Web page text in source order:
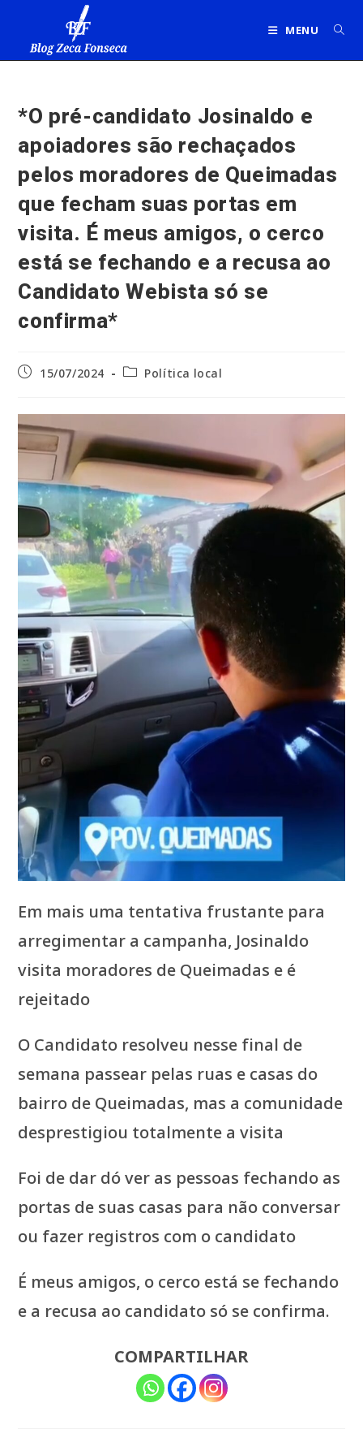
MENU
*O pré-candidato Josinaldo e
apoiadores são rechaçados
pelos moradores de Queimadas
que fecham suas portas em
visita. É meus amigos, o cerco
está se fechando e a recusa ao
Candidato Webista só se
confirma*
Post15/07/2024
Categoria
Política local
Em mais uma tentativa frustante para
arregimentar a campanha, Josinaldo
visita moradores de Queimadas e é
rejeitado
O Candidato resolveu nesse final de
semana passear pelas ruas e casas do
bairro de Queimadas, mas a comunidade
desprestigiou totalmente a visita
Foi de dar dó ver as pessoas fechando as
portas de suas casas para não conversar
ou fazer registros com o candidato
É meus amigos, o cerco está se fechando
e a recusa ao candidato só se confirma.
COMPARTILHAR